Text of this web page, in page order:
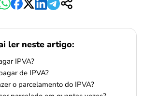
ler neste artigo:
IPVA?
de IPVA?
o parcelamento do IPVA?